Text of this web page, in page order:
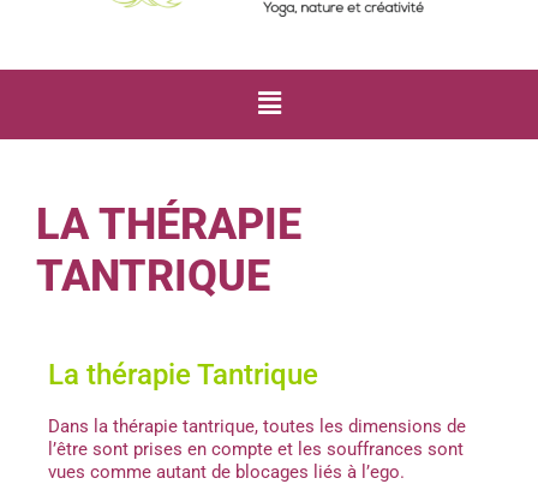
LA THÉRAPIE
TANTRIQUE
La thérapie Tantrique
Dans la thérapie tantrique, toutes les dimensions de
l’être sont prises en compte et les souffrances sont
vues comme autant de blocages liés à l’ego.